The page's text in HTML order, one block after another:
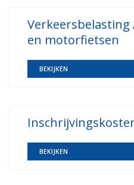
Verkeersbelasting
en motorfietsen
BEKIJKEN
BEKIJKEN